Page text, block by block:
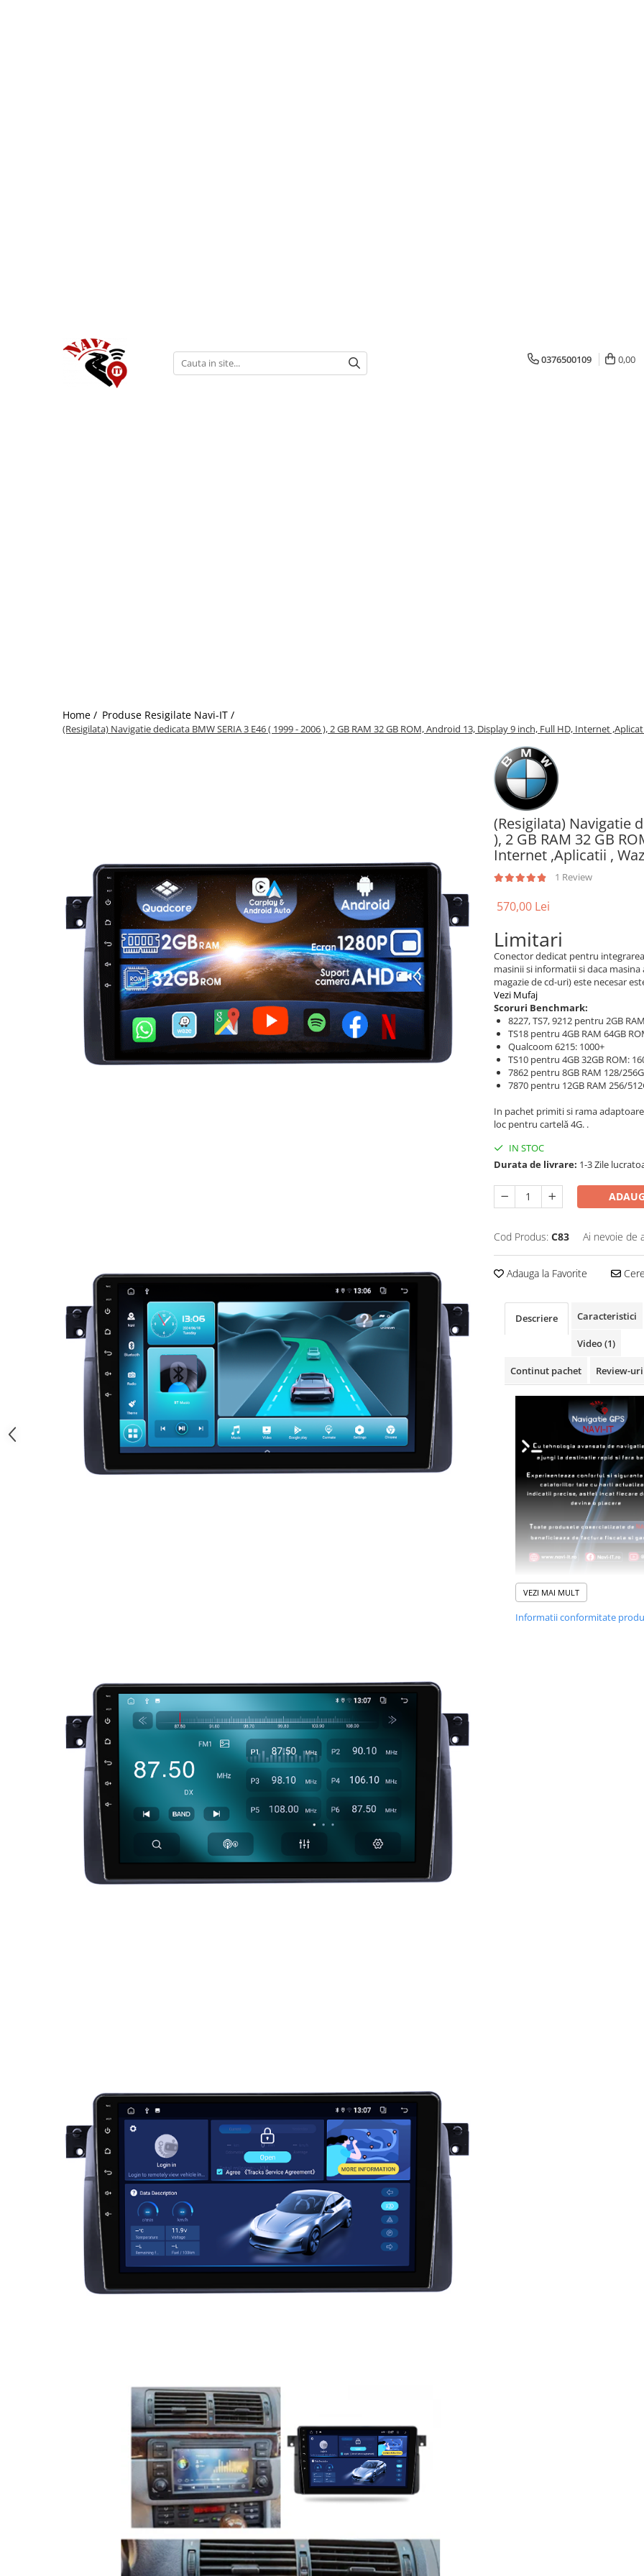
0376500109 0,00
Home / Produse Resigilate Navi-IT /
(Resigilata) Navigatie dedicata BMW SERIA 3 E46 ( 1999 - 2006 ), 2 GB RAM 32 GB ROM, Android 13, Display 9 inch, Full HD, Internet
(Resigilata) Navigatie
), 2 GB RAM 32 GB
Internet ,Aplicatii ,
1 Review
570,00 Lei
Limitari
Conector dedicat pentru
masinii si informatii si daca
magazie de cd-uri) este necesar
Vezi Mufaj
Scoruri Benchmark:
8227, TS7, 9212 pentru 2GB
TS18 pentru 4GB RAM 64GB
Qualcoom 6215: 1000+
TS10 pentru 4GB 32GB ROM:
7862 pentru 8GB RAM 128/
7870 pentru 12GB RAM 256/
In pachet primiti si rama
loc pentru cartelă 4G. .
IN STOC
Durata de livrare: 1-3 Zile
Cod Produs: C83 Ai nevoie de
Adauga la Favorite
Descriere Caracteristici
Video(1)
Continut pachet Review-
VEZI MAI MULT
Informatii conformitate